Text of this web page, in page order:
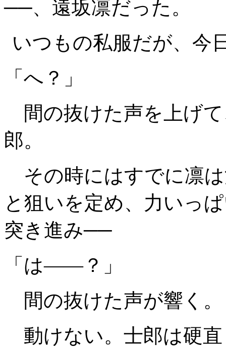
──、 遠坂凛だった。
いつもの私服だが、今
「へ？」
間の抜けた声を上げ
郎。
その時にはすでに凛
と狙いを定め、力いっ
突き進み──
「は――？」
間の抜けた声が響く。
動けない。士郎は硬